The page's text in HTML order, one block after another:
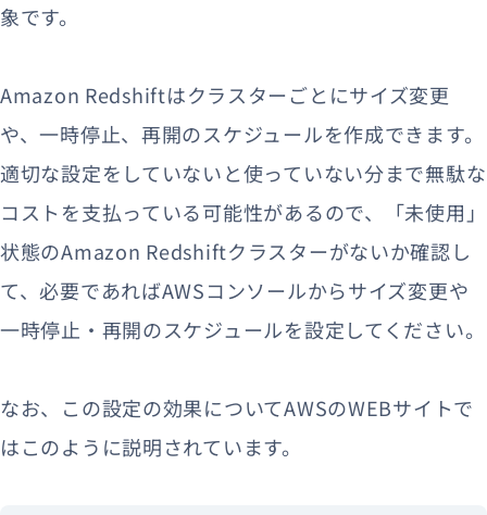
象です。
Amazon Redshiftはクラスターごとにサイズ変更
や、一時停止、再開のスケジュールを作成できます。
適切な設定をしていないと使っていない分まで無駄な
コストを支払っている可能性があるので、「未使用」
状態のAmazon Redshiftクラスターがないか確認し
て、必要であればAWSコンソールからサイズ変更や
一時停止・再開のスケジュールを設定してください。
なお、この設定の効果についてAWSのWEBサイトで
はこのように説明されています。